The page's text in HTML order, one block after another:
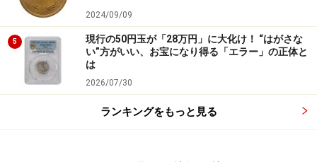
～い冬となりそう……。
【関連記事はコチラ】
「原油価格」はなぜ、上昇を続けるのか？
・「食品値上げ」の裏に、意外なカラクリ！
ニッポンを席巻！値上げ旋風2007
・ガソリンだけじゃない?!値上げ旋風襲来！
2024/09/09
5
現行の50円玉が「28万円」に大化け！ “はがさな
い”方がいい、お宝になり得る「エラー」の正体と
は
2026/07/30
ランキングをもっと見る